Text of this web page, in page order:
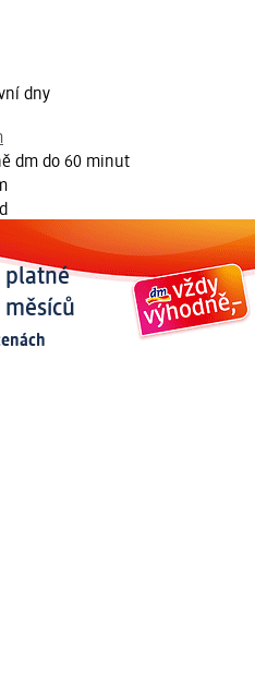
dny
dm do 60 minut
platné